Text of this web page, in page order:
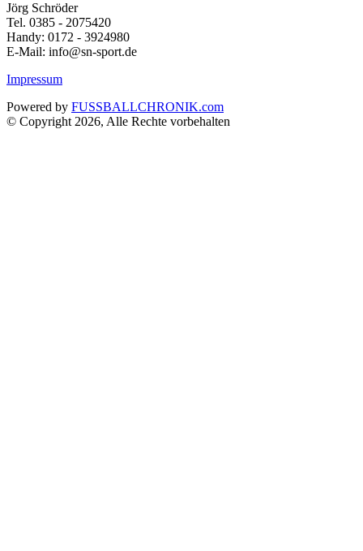
Jörg Schröder
Tel. 0385 - 2075420
Handy: 0172 - 3924980
E-Mail: info@sn-sport.de
Impressum
Powered by FUSSBALLCHRONIK.com
© Copyright 2026, Alle Rechte vorbehalten